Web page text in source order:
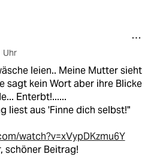
Uhr
leien.. Meine Mutter sieht
sagt kein Wort aber ihre Blicke
Enterbt!......
liest aus 'Finne dich selbst!"
watch?v=xVypDKzmu6Y
schöner Beitrag!